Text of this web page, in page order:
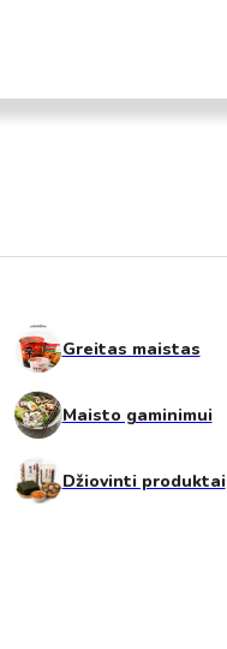
Greitas maistas
Maisto gaminimui
Džiovinti produktai